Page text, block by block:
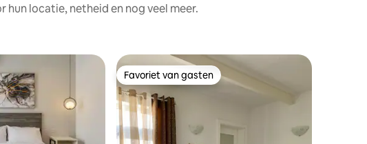
locatie, netheid en nog veel meer.
Favoriet van gasten
Favoriet van gasten